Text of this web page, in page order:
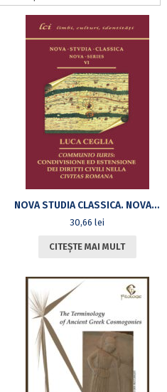
NOVA STUDIA CLASSICA. NOVA SERIES. VI, 2019.
30,66lei
CITEȘTE MAI MULT